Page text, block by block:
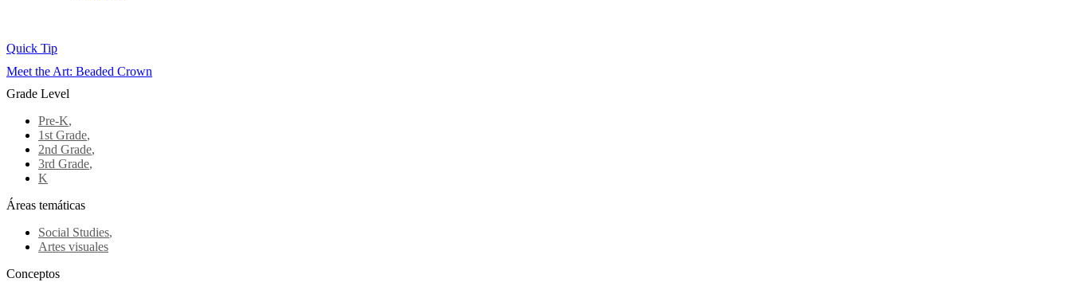
Quick Tip
Meet the Art: Beaded Crown
Grade Level
Pre-K,
1st Grade,
2nd Grade,
3rd Grade,
K
Áreas temáticas
Social Studies,
Artes visuales
Conceptos